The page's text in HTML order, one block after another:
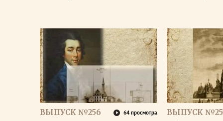
ВЫПУСК №256 64 просмотра ВЫПУСК